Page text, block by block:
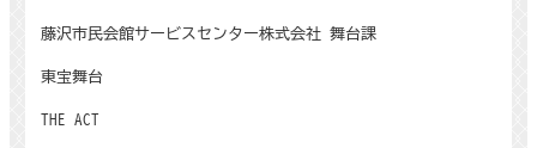
藤沢市民会館サービスセンター株式会社 舞台課
東宝舞台
THE ACT